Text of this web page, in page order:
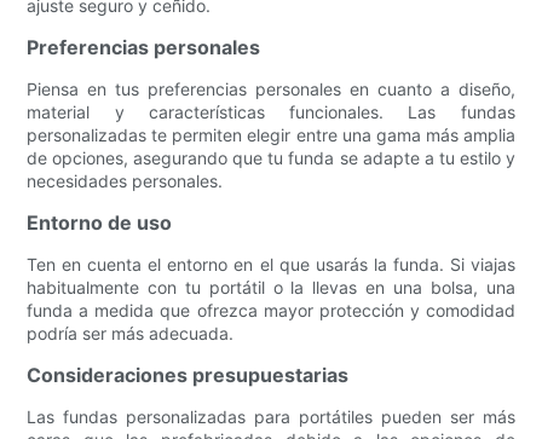
ajuste seguro y ceñido.
Preferencias personales
Piensa en tus preferencias personales en cuanto a diseño,
material y características funcionales. Las fundas
personalizadas te permiten elegir entre una gama más amplia
de opciones, asegurando que tu funda se adapte a tu estilo y
necesidades personales.
Entorno de uso
Ten en cuenta el entorno en el que usarás la funda. Si viajas
habitualmente con tu portátil o la llevas en una bolsa, una
funda a medida que ofrezca mayor protección y comodidad
podría ser más adecuada.
Consideraciones presupuestarias
Las fundas personalizadas para portátiles pueden ser más